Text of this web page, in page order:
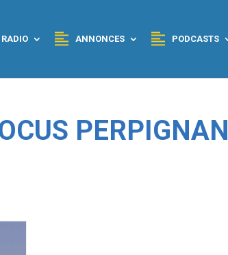
RADIO ANNONCES PODCASTS
PERPIGNAN